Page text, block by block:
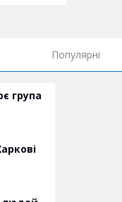
Популярні
група